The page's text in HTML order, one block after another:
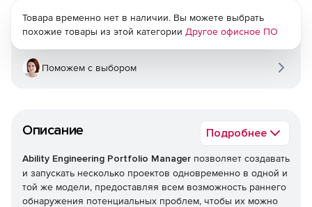
Описание Подробнее
Ability Engineering Portfolio Manager позволяет создавать
и запускать несколько проектов одновременно в одной и
той же модели, предоставляя всем возможность раннего
обнаружения потенциальных проблем, чтобы их можно
Товара временно нет в наличии. Вы можете выбрать
похожие товары из этой категории Другое офисное ПО
Поможем с выбором